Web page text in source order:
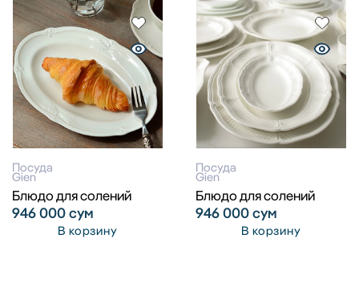
Посуда
Gien
Блюдо для солений
946 000сум
В корзину
Посуда
Gien
Блюдо для солений
946 000сум
В корзину